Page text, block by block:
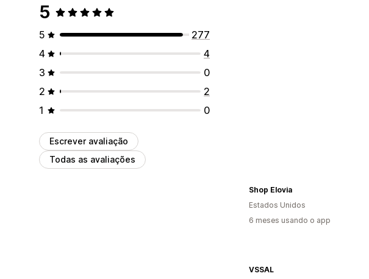
5
5
277
4
4
3
0
2
2
1
0
Escrever avaliação
Todas as avaliações
Shop Elovia
Estados Unidos
6 meses usando o app
VSSAL